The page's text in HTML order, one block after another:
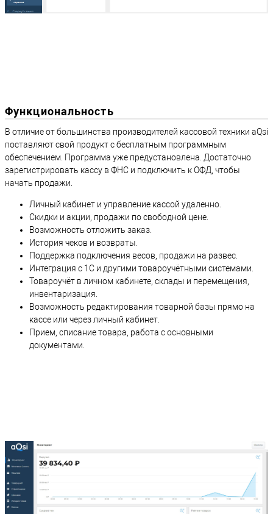
Функциональность
В отличие от большинства производителей кассовой техники aQsi
поставляют свой продукт с бесплатным программным
обеспечением. Программа уже предустановлена. Достаточно
зарегистрировать кассу в ФНС и подключить к ОФД, чтобы
начать продажи.
Личный кабинет и управление кассой удаленно.
Скидки и акции, продажи по свободной цене.
Возможность отложить заказ.
История чеков и возвраты.
Поддержка подключения весов, продажи на развес.
Интеграция с 1С и другими товароучётными системами.
Товароучёт в личном кабинете, склады и перемещения,
инвентаризация.
Возможность редактирования товарной базы прямо на
кассе или через личный кабинет.
Прием, списание товара, работа с основными
документами.